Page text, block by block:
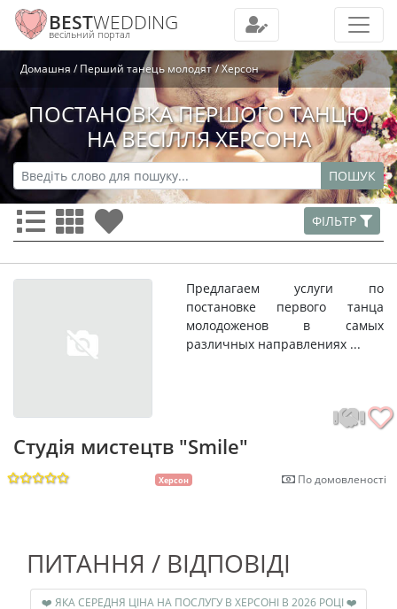
BESTWEDDING
весільний портал
Домашня Перший танець молодят Херсон
ПОСТАНОВКА ПЕРШОГО ТАНЦЮ
НА ВЕСІЛЛЯ ХЕРСОНА
ПОШУК
ФІЛЬТР
Предлагаем услуги по
постановке первого танца
молодоженов в самых
различных направлениях ...
Студія мистецтв "Smile"
Херсон По домовленості
ПИТАННЯ / ВІДПОВІДІ
❤️ ЯКА СЕРЕДНЯ ЦІНА НА ПОСЛУГУ В ХЕРСОНІ В 2026 РОЦІ ❤️